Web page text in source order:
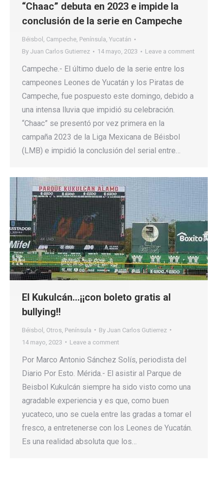
“Chaac” debuta en 2023 e impide la
conclusión de la serie en Campeche
Béisbol , Campeche, Península, Yucatán
By Juan Carlos Gutierrez 14 mayo, 2023 Leave a comment
Campeche.- El último duelo de la serie entre los
campeones Leones de Yucatán y los Piratas de
Campeche, fue pospuesto este domingo, debido a
una intensa lluvia que impidió su celebración.
“Chaac” se presentó por vez primera en la
campaña 2023 de la Liga Mexicana de Béisbol
(LMB) e impidió la conclusión del serial entre…
El Kukulcán…¡¡con boleto gratis al
bullying!!
Béisbol Otros Península By Juan Carlos Gutierrez
14 mayo, 2023
Leave a comment
Por Marco Antonio Sánchez Solís, periodista del
Diario Por Esto. Mérida.- El asistir al Parque de
Beisbol Kukulcán siempre ha sido visto como una
agradable experiencia y es que, como buen
yucateco, uno se cuela entre las gradas a tomar el
fresco, a entretenerse con los Leones de Yucatán.
Es una realidad absoluta que los…